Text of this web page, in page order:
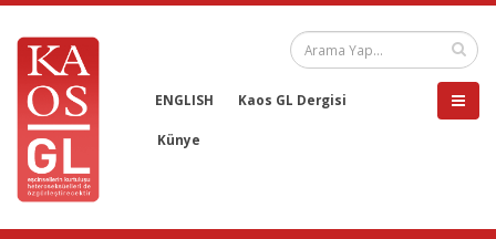
ENGLISH Kaos GL Dergisi
Künye